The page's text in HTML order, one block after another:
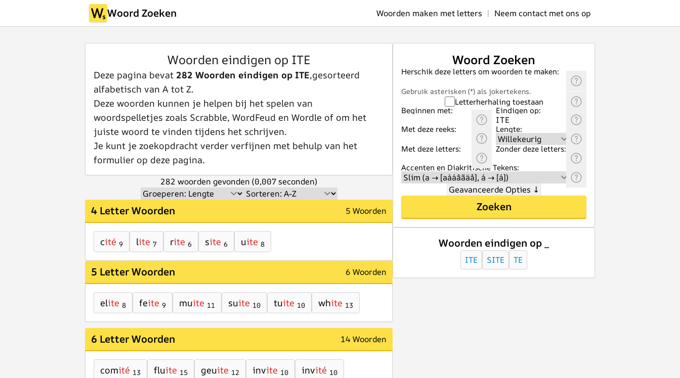
Woord Zoeken Woorden maken met letters | Neem contact met ons op
Woorden eindigen op ITE
Deze pagina bevat 282 Woorden eindigen op ITE,gesorteerd
alfabetisch van A tot Z.
Deze woorden kunnen je helpen bij het spelen van
woordspelletjes zoals Scrabble, WordFeud en Wordle of om het
juiste woord te vinden tijdens het schrijven.
Je kunt je zoekopdracht verder verfijnen met behulp van het
formulier op deze pagina.
282 woorden gevonden (0,007 seconden)
4 Letter Woorden 5 Woorden
cité 9 lite 7 rite 6 site 6 uite 8
5 Letter Woorden 6 Woorden
elite 8 feite 9 muite 11 suite 10 tuite 10 white 13
6 Letter Woorden 14 Woorden
comité 13 fluite 15 geuite 12 invite 10 invité 10
Woord Zoeken
Herschik deze letters om woorden te maken:
Gebruik asterisken (*) als jokertekens.
Letterherhaling toestaan
Beginnen met:
Eindigen op:
Met deze reeks:
Lengte:
Met deze letters:
Zonder deze letters:
Accenten en Diakritische Tekens:
Geavanceerde Opties ↓
Zoeken
Woorden eindigen op _
ITE SITE TE